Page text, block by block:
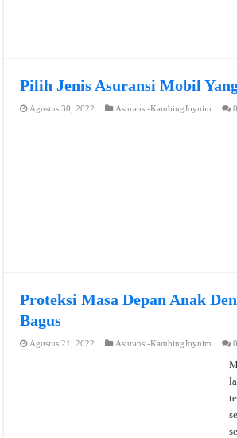
Pilih Jenis Asuransi Mobil
Agustus 30, 2022 Asuransi-KambingJoynim 0
Proteksi Masa Depan Anak
Bagus
Agustus 21, 2022 Asuransi-KambingJoynim 0